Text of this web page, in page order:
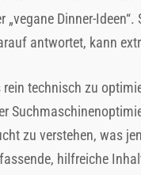
„vegane Dinner-
antwortet, kann
technisch zu
zu verstehen, was
hilfreiche